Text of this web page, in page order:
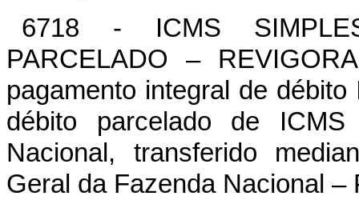
6718 - ICMS
PARCELADO –
pagamento integral de
débito parcelado de
Nacional, transferido
Geral da Fazenda Nacional –